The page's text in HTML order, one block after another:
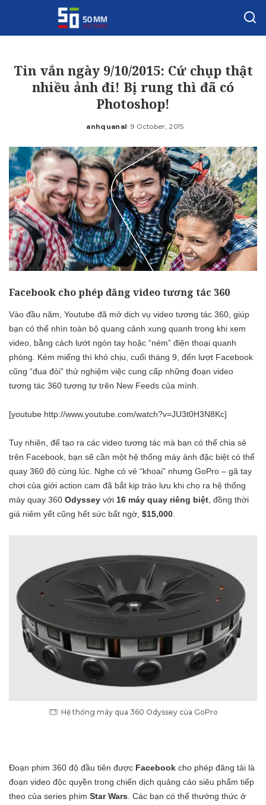
Tin vắn ngày 9/10/2015: Cứ chụp thật
nhiều ảnh đi! Bị rung thì đã có
Photoshop!
Posted
anhquanal 9 October, 2015
Facebook cho phép đăng video tương tác 360
Vào đầu năm, Youtube đã mở dịch vụ video tương tác 360, giúp
bạn có thể nhìn toàn bộ quang cảnh xung quanh trong khi xem
video, bằng cách lướt ngón tay hoặc “ném” điện thoại quanh
phòng. Kém miếng thì khó chịu, cuối tháng 9, đến lượt Facebook
cũng “đua đòi” thử nghiệm việc cung cấp những đoạn video
tương tác 360 tương tự trên New Feeds của mình.
[youtube http://www.youtube.com/watch?v=JU3t0H3N8Kc]
Tuy nhiên, để tạo ra các video tương tác mà bạn có thể chia sẻ
trên Facebook, bạn sẽ cần một hệ thống máy ảnh đặc biệt có thể
quay 360 độ cùng lúc. Nghe có vẻ “khoai” nhưng GoPro – gã tay
chơi của giới action cam đã bắt kịp trào lưu khi cho ra hệ thống
máy quay 360 Odyssey với 16 máy quay riêng biệt, đồng thời
giá niêm yết cũng hết sức bất ngờ, $15,000.
Hệ thống máy qua 360 Odyssey của GoPro
Đoạn phim 360 độ đầu tiên được Facebook cho phép đăng tải là
đoạn video độc quyền trong chiến dịch quảng cáo siêu phẩm tiếp
theo của series phim Star Wars . Các bạn có thể thưởng thức ở